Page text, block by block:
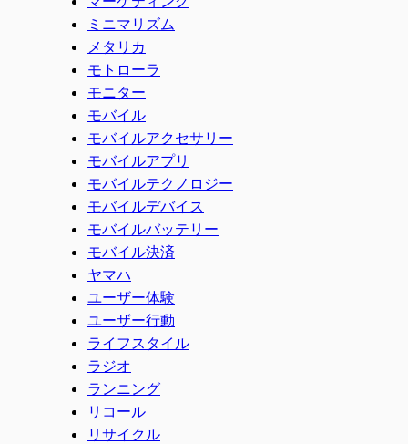
ミニマリズム
メタリカ
モトローラ
モニター
モバイル
モバイルアクセサリー
モバイルアプリ
モバイルテクノロジー
モバイルデバイス
モバイルバッテリー
モバイル決済
ヤマハ
ユーザー体験
ユーザー行動
ライフスタイル
ラジオ
ランニング
リコール
リサイクル